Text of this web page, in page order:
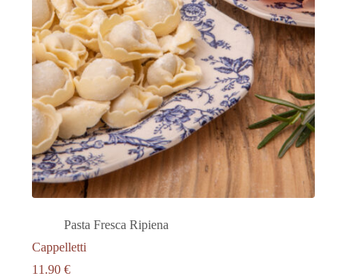
Pasta Fresca Ripiena
Cappelletti
11.90 €